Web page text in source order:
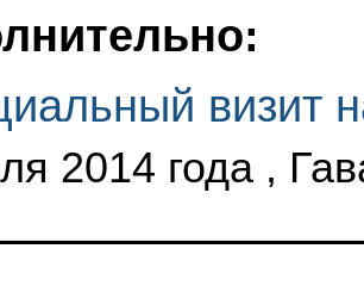
визит
2014 года ,